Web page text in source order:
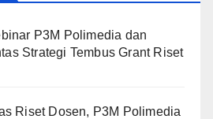
P3M Polimedia dan
Strategi Tembus Grant Riset
Riset Dosen, P3M Polimedia